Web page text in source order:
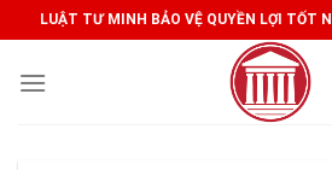
to
content
LUẬT TƯ MINH BẢO VỆ QUYỀN LỢI TỐT